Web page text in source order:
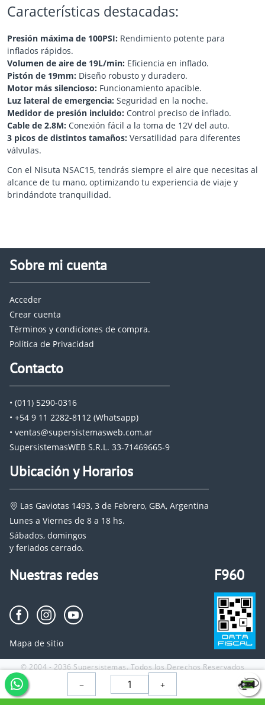
+
−
Características destacadas:
Presión máxima de 100PSI: Rendimiento potente para
inflados rápidos.
Volumen de aire de 19L/min: Eficiencia en inflado.
Pistón de 19mm: Diseño robusto y duradero.
Motor más silencioso: Funcionamiento apacible.
Luz lateral de emergencia: Seguridad en la noche.
Medidor de presión incluido: Control preciso de inflado.
Cable de 2.8M: Conexión fácil a la toma de 12V del auto.
3 picos de distintos tamaños: Versatilidad para diferentes
válvulas.
Con el Nisuta NSAC15, tendrás siempre el aire que necesitas al
alcance de tu mano, optimizando tu experiencia de viaje y
brindándote tranquilidad.
Sobre mi cuenta
Acceder
Crear cuenta
Términos y condiciones de compra.
Política de Privacidad
Contacto
• (011) 5290-0316
• +54 9 11 2282-8112 (Whatsapp)
• ventas@supersistemasweb.com.ar
SupersistemasWEB S.R.L. 33-71469665-9
Ubicación y Horarios
Las Gaviotas 1493, 3 de Febrero, GBA, Argentina
Lunes a Viernes de 8 a 18 hs.
Sábados, domingos
y feriados cerrado.
Nuestras redes
Mapa de sitio
F960
© 2004 - 2036 Supersistemas. Todos los Derechos Reservados